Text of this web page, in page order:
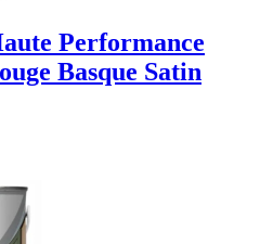
Performance
Basque Satin